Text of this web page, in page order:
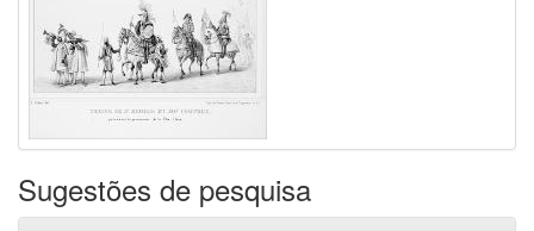
Sugestões de pesquisa